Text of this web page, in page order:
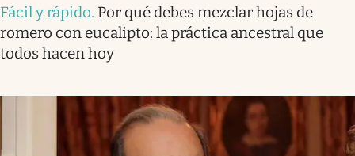
Fácil y rápido. Por qué debes mezclar hojas de
romero con eucalipto: la práctica ancestral que
todos hacen hoy